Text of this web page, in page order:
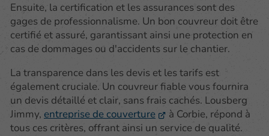
Ensuite, la certification et les assurances sont des
gages de professionnalisme. Un bon couvreur doit être
certifié et assuré, garantissant ainsi une protection en
cas de dommages ou d'accidents sur le chantier.
La transparence dans les devis et les tarifs est
également cruciale. Un couvreur fiable vous fournira
un devis détaillé et clair, sans frais cachés. Lousberg
Jimmy, entreprise de couverture
à Corbie, répond à
tous ces critères, offrant ainsi un service de qualité.